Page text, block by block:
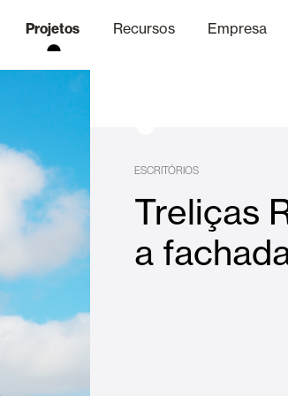
Lâminas Quebra-Sol e
Projetos Recursos Empresa
ESCRITÓRIOS
Treliças
a